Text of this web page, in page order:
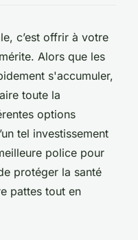
c’est offrir à votre
Alors que les
s'accumuler,
toute la
options
tel investissement
police pour
protéger la santé
pattes tout en